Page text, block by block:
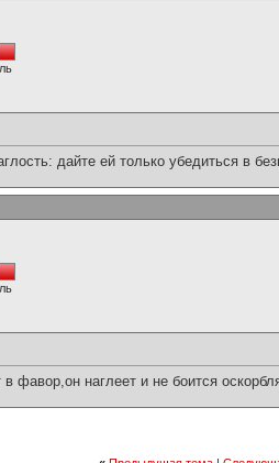
дайте ей только убедиться в
фавор,он наглеет и не боится